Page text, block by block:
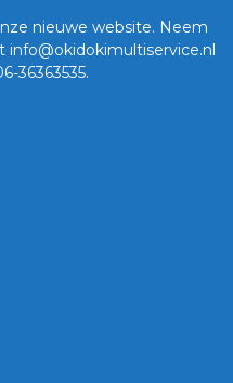
nieuwe website. Neem
36363535.